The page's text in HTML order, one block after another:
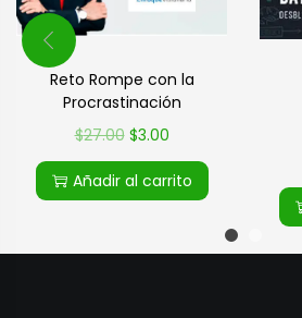
Reto Rompe con la
Procrastinación
$27.00 $3.00
Añadir al carrito